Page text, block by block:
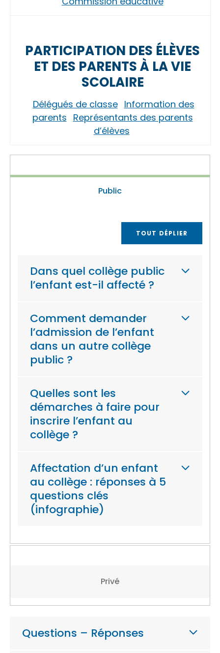
PARTICIPATION DES ÉLÈVES
ET DES PARENTS À LA VIE
SCOLAIRE
Délégués de classe Information des
parents Représentants des parents
d’élèves
Public
TOUT DÉPLIER
Dans quel collège public
l’enfant est-il affecté ?
Comment demander
l’admission de l’enfant
dans un autre collège
public ?
Quelles sont les
démarches à faire pour
inscrire l’enfant au
collège ?
Affectation d’un enfant
au collège : réponses à 5
questions clés
(infographie)
Privé
Questions – Réponses